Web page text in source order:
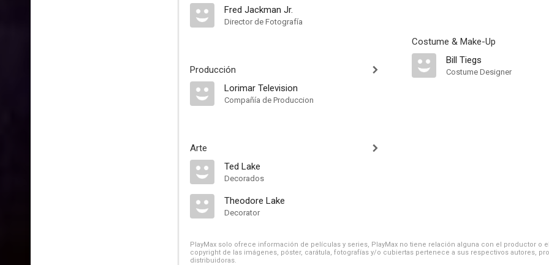
Fred Jackman Jr.
Director de Fotografía
Producción
Lorimar Television
Compañía de Produccion
Arte
Ted Lake
Decorados
Theodore Lake
Decorator
Costume & Make-Up
Bill Tiegs
Costume Designer
PlayMax solo ofrece información de películas y series, PlayMax no tiene relación alguna con el productor o
copyright de las imágenes, póster, carátula, fotografías y/o cubiertas pertenece a sus respectivos autores,
distribuidoras.